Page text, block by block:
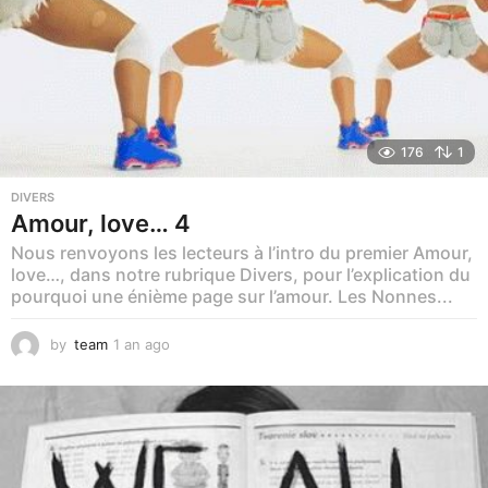
176 1
DIVERS
Amour, love… 4
Nous renvoyons les lecteurs à l’intro du premier Amour,
love…, dans notre rubrique Divers, pour l’explication du
pourquoi une énième page sur l’amour. Les Nonnes...
by team 1 an ago
o
s
a
g